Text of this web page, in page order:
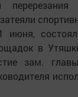
перерезания
в
зам.